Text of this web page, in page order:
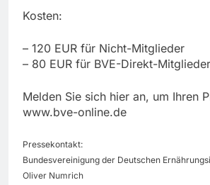
Kosten:
– 120 EUR für Nicht-Mitglieder
– 80 EUR für BVE-Direkt-Mitglieder
Melden Sie sich hier an, um Ihren
www.bve-online.de
Pressekontakt:
Bundesvereinigung der Deutschen
Oliver Numrich